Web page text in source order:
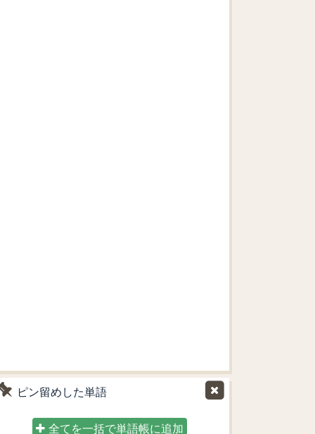
ピン留めした単語
全てを一括で単語帳に追加